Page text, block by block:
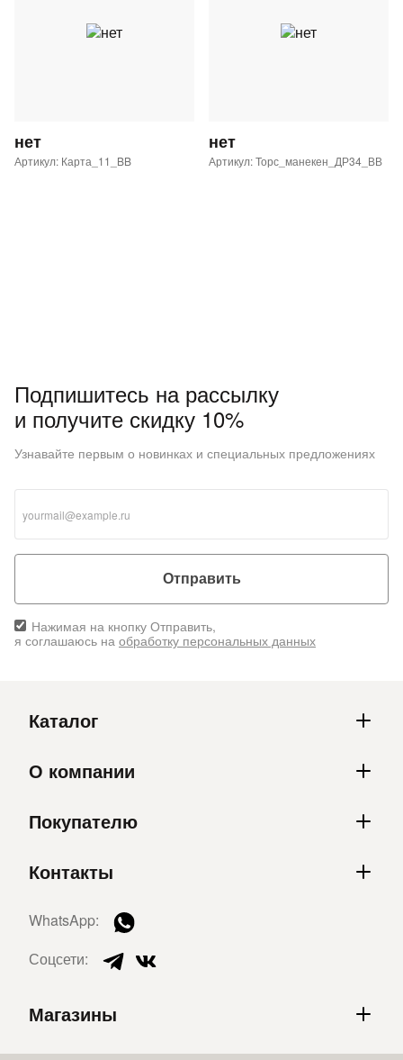
нет
Артикул: Карта_11_BB
нет
Артикул: Торс_манекен_ДР34_ВВ
Подпишитесь на рассылку
и получите скидку 10%
Узнавайте первым о новинках и специальных предложениях
Отправить
Нажимая на кнопку Отправить,
я соглашаюсь на обработку персональных данных
Каталог
О компании
Покупателю
Контакты
WhatsApp:
Соцсети:
Магазины